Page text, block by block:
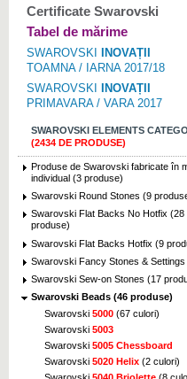
Certificate Swarovski
Tabel de mărime
SWAROVSKI
INOVAȚII
TOAMNA / IARNA 2017/18
SWAROVSKI
INOVAȚII
PRIMAVARA / VARA 2017
SWAROVSKI ELEMENTS
(2434 DE PRODUSE)
Produse de Swarovski fabricate în
individual (3 produse)
Swarovski Round Stones (9
Swarovski Flat Backs No Hotfix (28
produse)
Swarovski Flat Backs Hotfix (9
Swarovski Fancy Stones & Settings
Swarovski Sew-on Stones (17
Swarovski Beads (46 produse)
Swarovski 5000 (67 culori)
Swarovski 5003
Swarovski 5005 Chessboard
Swarovski 5020 Helix (2 culori)